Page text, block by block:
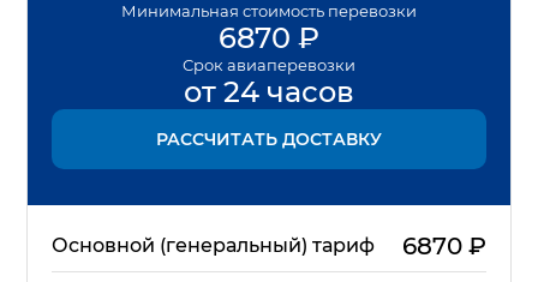
Минимальная стоимость перевозки
6870 ₽
Срок авиаперевозки
от 24 часов
РАССЧИТАТЬ ДОСТАВКУ
Основной (генеральный) тариф 6870₽